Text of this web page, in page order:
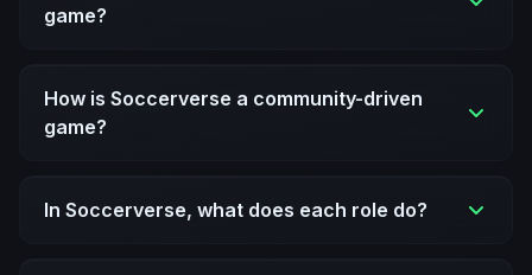
game?
How is Soccerverse a community-driven
game?
In Soccerverse, what does each role do?